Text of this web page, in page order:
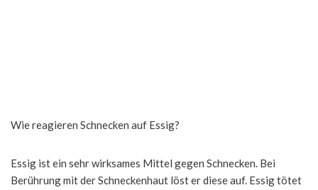
Wie reagieren Schnecken auf Essig?
Essig ist ein sehr wirksames Mittel gegen Schnecken. Bei
Berührung mit der Schneckenhaut löst er diese auf. Essig tötet